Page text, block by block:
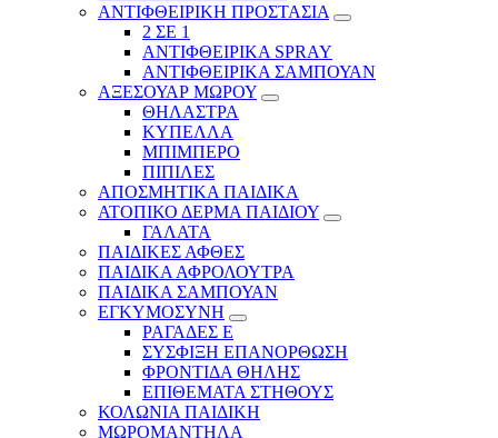
ΑΝΤΙΦΘΕΙΡΙΚΗ ΠΡΟΣΤΑΣΙΑ
2 ΣΕ 1
ΑΝΤΙΦΘΕΙΡΙΚΑ SPRAY
ΑΝΤΙΦΘΕΙΡΙΚΑ ΣΑΜΠΟΥΑΝ
ΑΞΕΣΟΥΑΡ ΜΩΡΟΥ
ΘΗΛΑΣΤΡΑ
ΚΥΠΕΛΛΑ
ΜΠΙΜΠΕΡΟ
ΠΙΠΙΛΕΣ
ΑΠΟΣΜΗΤΙΚΑ ΠΑΙΔΙΚΑ
ΑΤΟΠΙΚΟ ΔΕΡΜΑ ΠΑΙΔΙΟΥ
ΓΑΛΑΤΑ
ΠΑΙΔΙΚΕΣ ΑΦΘΕΣ
ΠΑΙΔΙΚΑ ΑΦΡΟΛΟΥΤΡΑ
ΠΑΙΔΙΚΑ ΣΑΜΠΟΥΑΝ
ΕΓΚΥΜΟΣΥΝΗ
ΡΑΓΑΔΕΣ Ε
ΣΥΣΦΙΞΗ ΕΠΑΝΟΡΘΩΣΗ
ΦΡΟΝΤΙΔΑ ΘΗΛΗΣ
ΕΠΙΘΕΜΑΤΑ ΣΤΗΘΟΥΣ
ΚΟΛΩΝΙΑ ΠΑΙΔΙΚΗ
ΜΩΡΟΜΑΝΤΗΛΑ